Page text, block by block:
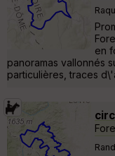
en
panoramas vallonnés
particulières, traces